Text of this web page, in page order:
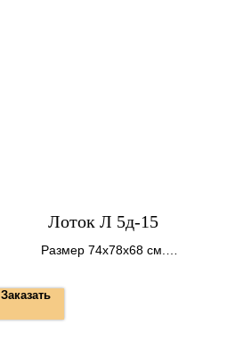
Лоток Л 5д-15
Размер 74х78х68 см.
Заказать